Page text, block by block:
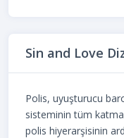
Sin and Love
Polis, uyuşturucu
sisteminin tüm
polis hiyerarşisinin